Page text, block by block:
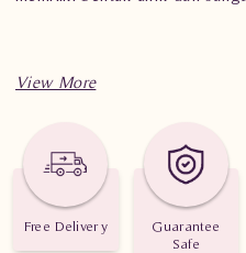
Spesifikasi penting untuk
Berat: 2.08 gram
Jumlah berlian: 96 buah
Free Delivery
Guarantee
Safe